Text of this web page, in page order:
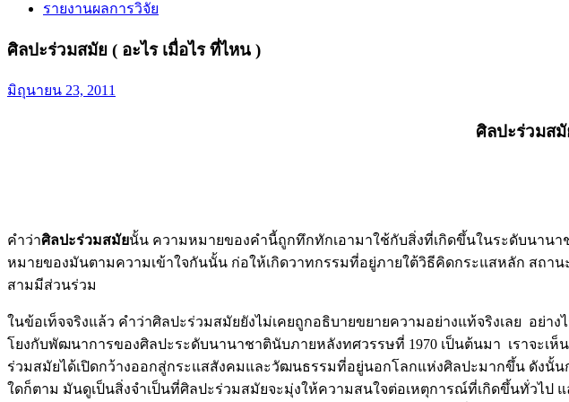
รายงานผลการวิจัย
ศิลปะร่วมสมัย ( อะไร เมื่อไร ที่ไหน )
มิถุนายน 23, 2011
ศิลปะร่วมสมั
คำว่าศิลปะร่วมสมัยนั้น ความหมายของคำนี้ถูกทึกทักเอามาใช้กับสิ่งที่เกิดขึ้นในระดับนานา
หมายของมันตามความเข้าใจกันนั้น ก่อให้เกิดวาทกรรมที่อยู่ภายใต้วิธีคิดกระแสหลัก สถ
สามมีส่วนร่วม
ในข้อเท็จจริงแล้ว คำว่าศิลปะร่วมสมัยยังไม่เคยถูกอธิบายขยายความอย่างแท้จริงเลย อ
โยงกับพัฒนาการของศิลปะระดับนานาชาตินับภายหลังทศวรรษที่ 1970 เป็นต้นมา เราจะเห็
ร่วมสมัยได้เปิดกว้างออกสู่กระแสสังคมและวัฒนธรรมที่อยู่นอกโลกแห่งศิลปะมากขึ้น ดังนั้น
ใดก็ตาม มันดูเป็นสิ่งจำเป็นที่ศิลปะร่วมสมัยจะมุ่งให้ความสนใจต่อเหตุการณ์ที่เกิดขึ้นทั่วไป